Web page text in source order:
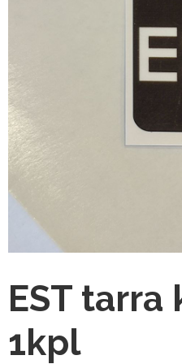
EST
1kpl